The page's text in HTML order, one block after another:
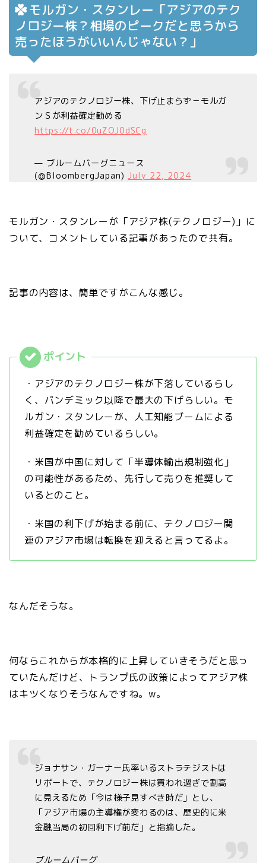
モルガン・スタンレー「アジアのテク
ノロジー株？相場のピークだと思うから
売ったほうがいいんじゃない？」
アジアのテクノロジー株、下げ止まらず－モルガ
ンＳが利益確定勧める
https://t.co/0uZOJ0dSCg
— ブルームバーグニュース
(@BloombergJapan)July 22, 2024
モルガン・スタンレーが「アジア株(テクノロジー)」に
ついて、コメントしている記事があったので共有。
記事の内容は、簡単ですがこんな感じ。
・アジアのテクノロジー株が下落しているらし
く、パンデミック以降で最大の下げらしい。モ
ルガン・スタンレーが、人工知能ブームによる
利益確定を勧めているらしい。
・米国が中国に対して「半導体輸出規制強化」
の可能性があるため、先行して売りを推奨して
いるとのこと。
・米国の利下げが始まる前に、テクノロジー関
連のアジア市場は転換を迎えると言ってるよ。
なんだそうな。
何ならこれからが本格的に上昇していきそうだと思っ
ていたんだけど、トランプ氏の政策によってアジア株
はキツくなりそうなんですね。w。
ジョナサン・ガーナー氏率いるストラテジストは
リポートで、テクノロジー株は買われ過ぎで割高
に見えるため「今は様子見すべき時だ」とし、
「アジア市場の主導権が変わるのは、歴史的に米
金融当局の初回利下げ前だ」と指摘した。
ブルームバーグ